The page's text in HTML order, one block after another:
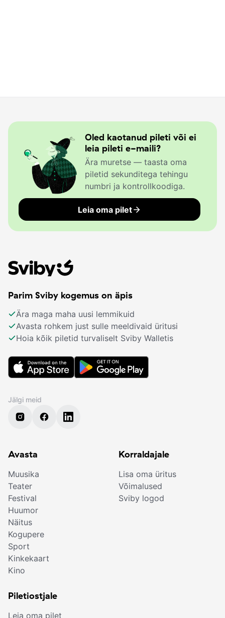
Oled kaotanud pileti või ei
leia pileti e-maili?
Ära muretse — taasta oma
piletid sekunditega tehingu
numbri ja kontrollkoodiga.
Leia oma pilet
Parim Sviby kogemus on äpis
Ära maga maha uusi lemmikuid
Avasta rohkem just sulle meeldivaid üritusi
Hoia kõik piletid turvaliselt Sviby Walletis
Jälgi meid
Avasta
Muusika
Teater
Festival
Huumor
Näitus
Kogupere
Sport
Kinkekaart
Kino
Korraldajale
Lisa oma üritus
Võimalused
Sviby logod
Piletiostjale
Leia oma pilet